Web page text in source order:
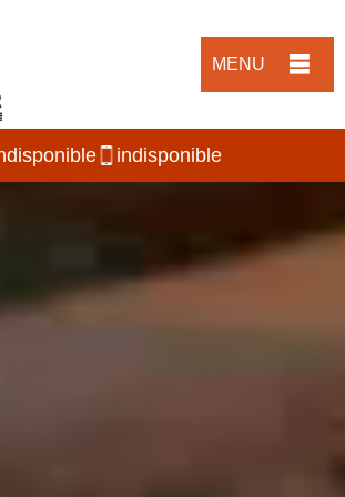
MENU
indisponible